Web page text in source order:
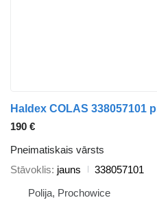
190 €
Pneimatiskais vārsts
Stāvoklis jauns
338057101
Polija, Prochowice